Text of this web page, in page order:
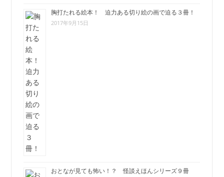
胸打たれる絵本！ 迫力ある切り絵の画で迫る３冊！
2017年9月15日
おとなが見ても怖い！？ 怪談えほんシリーズ９冊